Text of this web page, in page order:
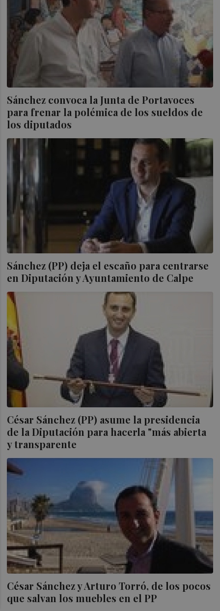
Sánchez convoca la Junta de Portavoces
para frenar la polémica de los sueldos de
los diputados
Sánchez (PP) deja el escaño para centrarse
en Diputación y Ayuntamiento de Calpe
César Sánchez (PP) asume la presidencia
de la Diputación para hacerla "más abierta
y transparente
César Sánchez y Arturo Torró, de los pocos
que salvan los muebles en el PP